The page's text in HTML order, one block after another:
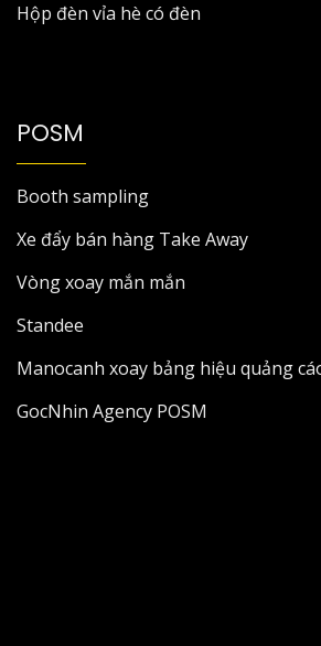
Hộp đèn vỉa hè có đèn
POSM
Booth sampling
Xe đẩy bán hàng Take Away
Vòng xoay mắn mắn
Standee
Manocanh xoay bảng hiệu quảng
GocNhin Agency POSM